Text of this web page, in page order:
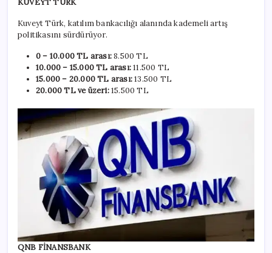
Kuveyt Türk, katılım bankacılığı alanında kademeli artış
politikasını sürdürüyor.
0 – 10.000 TL arası:8.500 TL
10.000 – 15.000 TL arası:11.500 TL
15.000 – 20.000 TL arası:13.500 TL
20.000 TL ve üzeri:15.500 TL
QNB FİNANSBANK